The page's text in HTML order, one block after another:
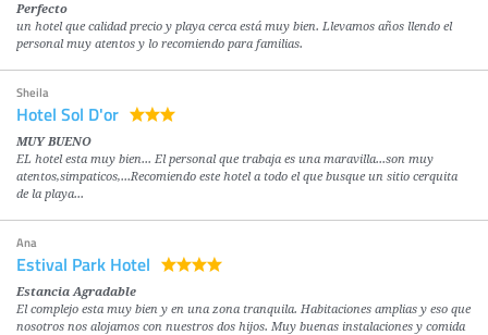
Perfecto
un hotel que calidad precio y playa cerca está muy bien. Llevamos años llendo el
personal muy atentos y lo recomiendo para familias.
Sheila
Hotel Sol D'or
MUY BUENO
EL hotel esta muy bien... El personal que trabaja es una maravilla...son muy
atentos,simpaticos,...Recomiendo este hotel a todo el que busque un sitio cerquita
de la playa...
Ana
Estival Park Hotel
Estancia Agradable
El complejo esta muy bien y en una zona tranquila. Habitaciones amplias y eso que
nosotros nos alojamos con nuestros dos hijos. Muy buenas instalaciones y comida